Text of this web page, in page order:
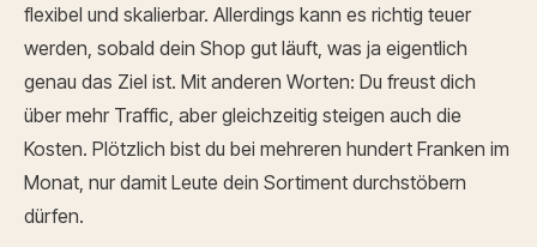
flexibel und skalierbar. Allerdings kann es richtig teuer
werden, sobald dein Shop gut läuft, was ja eigentlich
genau das Ziel ist. Mit anderen Worten: Du freust dich
über mehr Traffic, aber gleichzeitig steigen auch die
Kosten. Plötzlich bist du bei mehreren hundert Franken im
Monat, nur damit Leute dein Sortiment durchstöbern
dürfen.